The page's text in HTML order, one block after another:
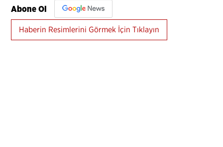
Abone Ol
Haberin Resimlerini Görmek İçin Tıklayın